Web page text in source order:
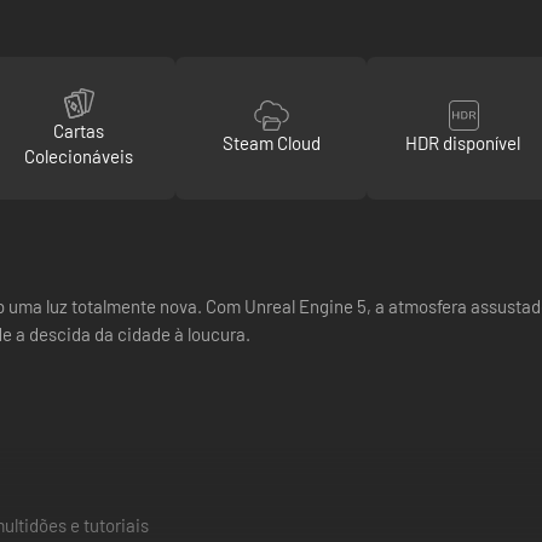
Cartas
Colecionáveis
Steam Cloud HDR disponível
uma luz totalmente nova. Com Unreal Engine 5, a atmosfera
a descida da cidade à loucura.
e tutoriais